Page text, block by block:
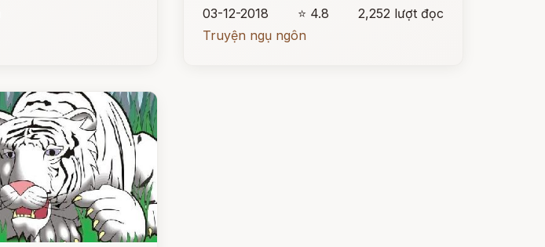
03-12-2018
⭐ 4.8
2,252 lượt đọc
Truyện ngụ ngôn